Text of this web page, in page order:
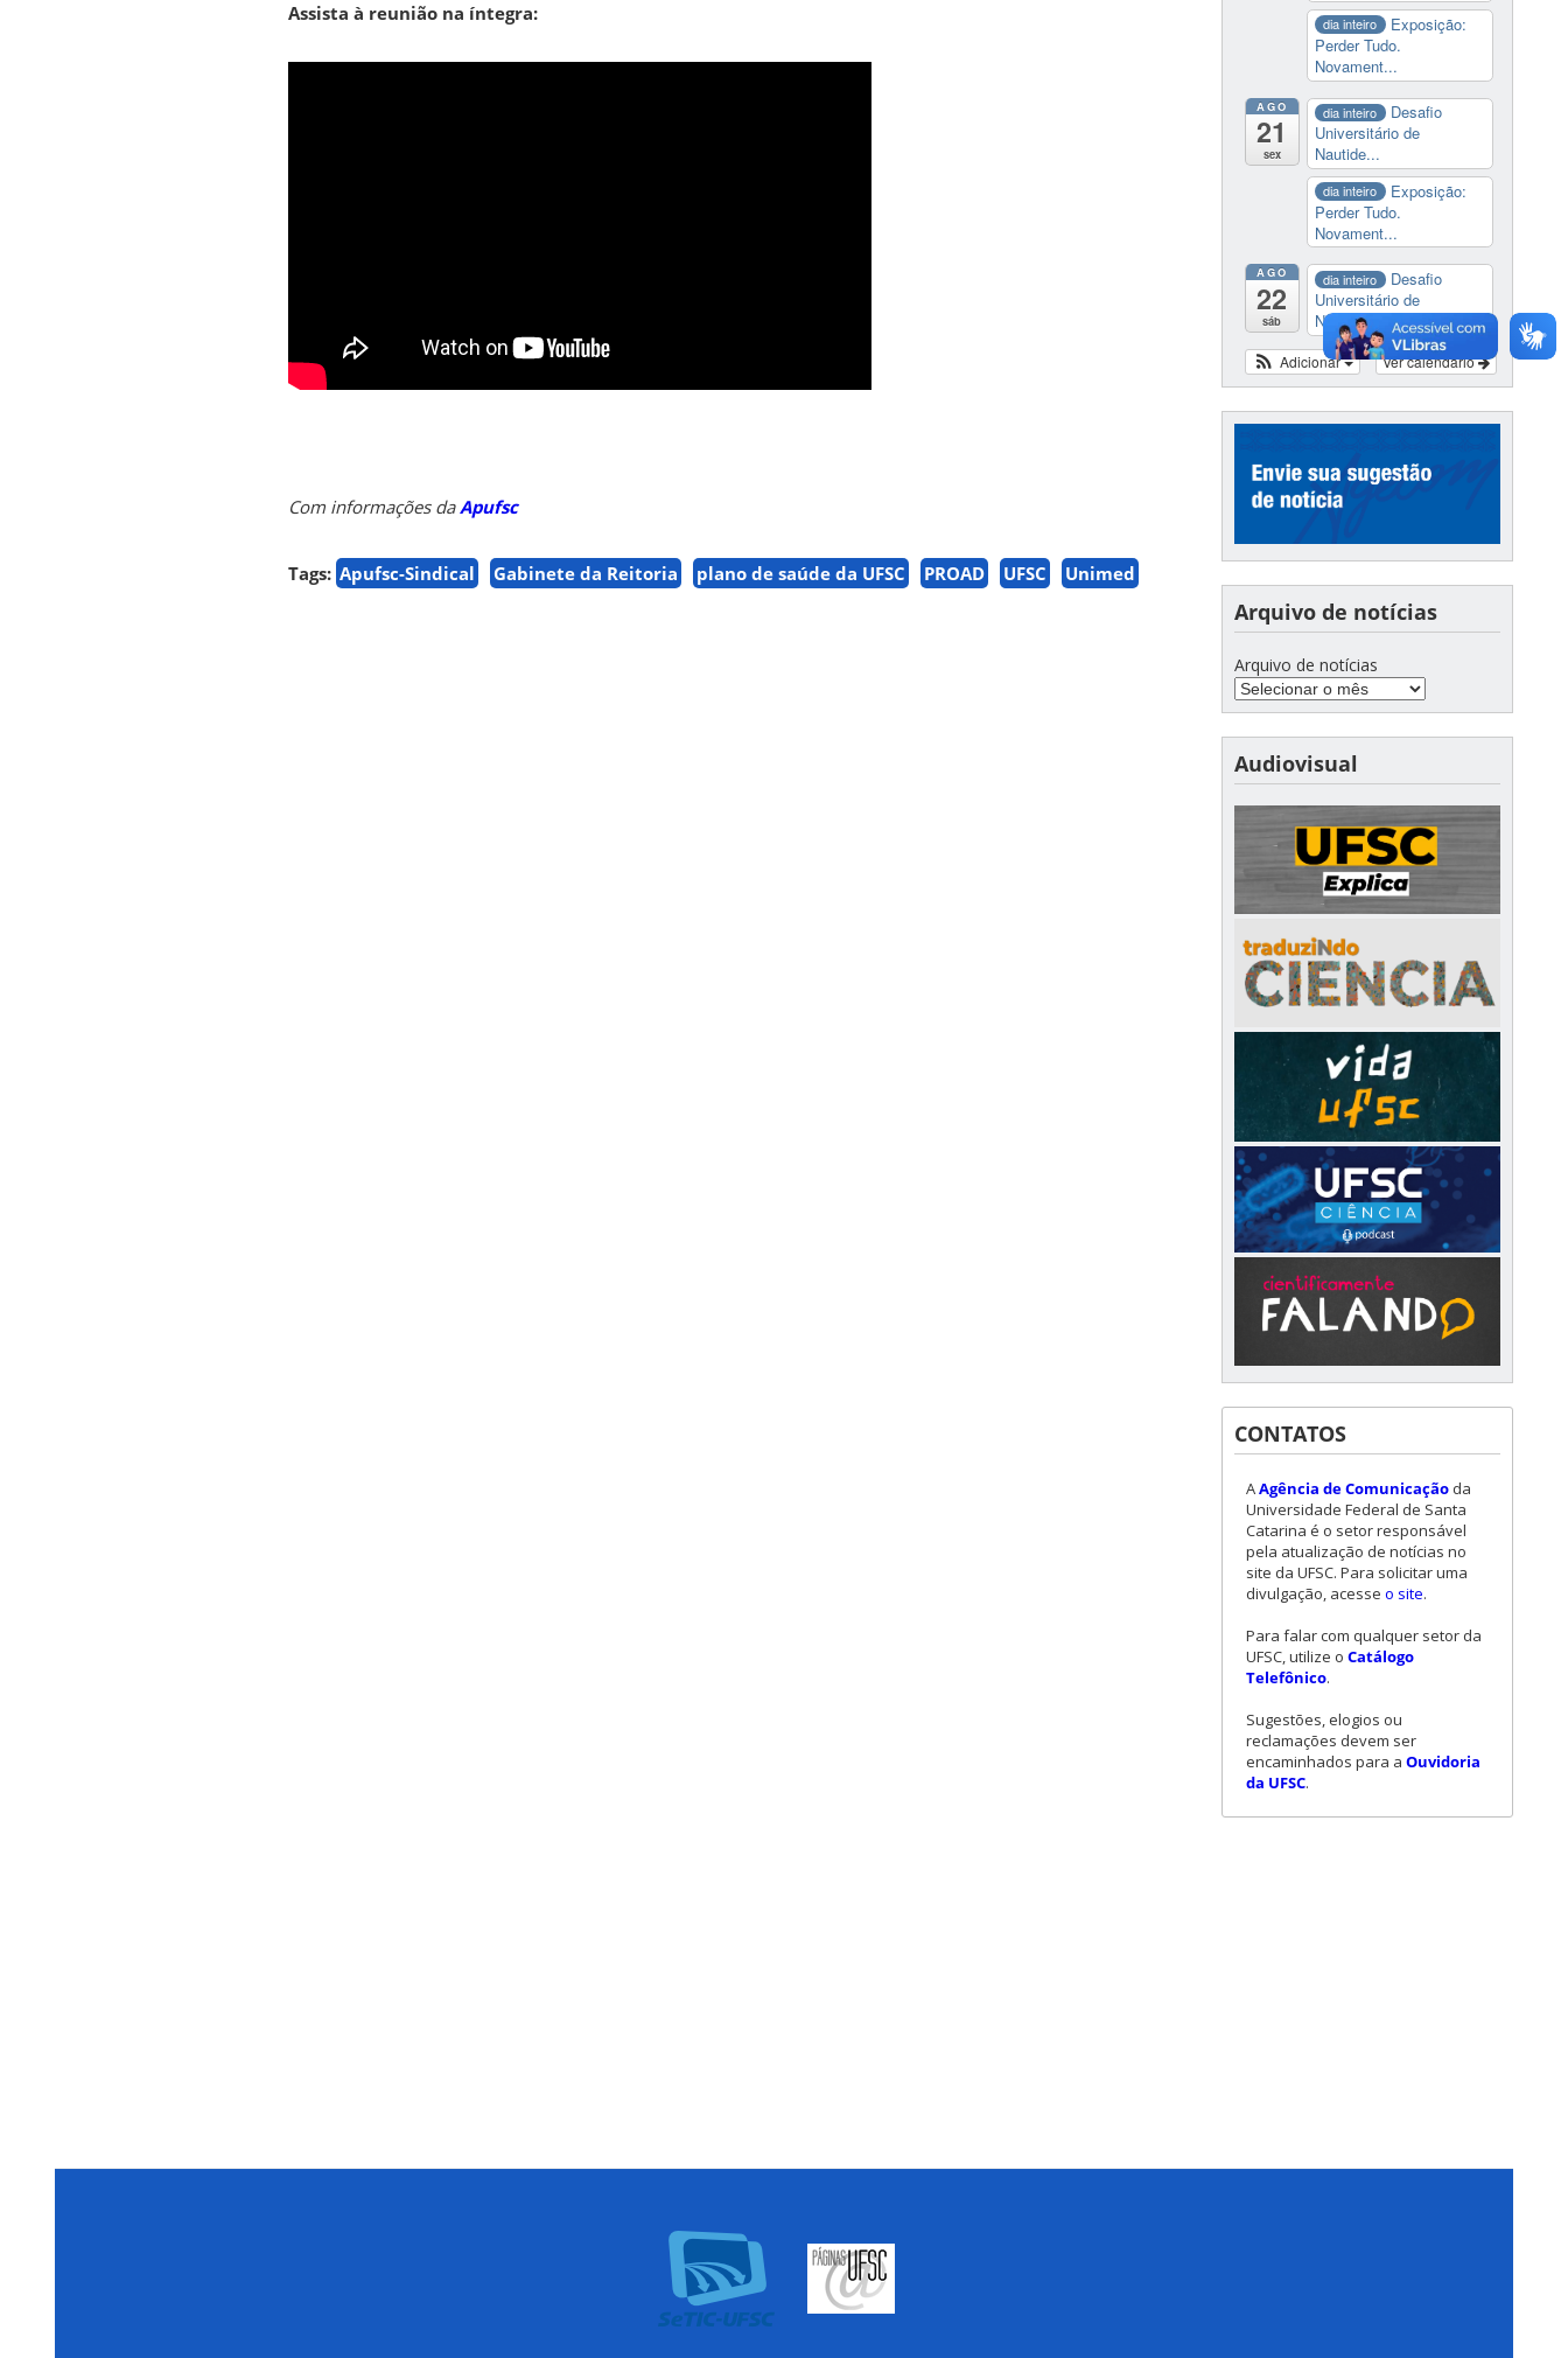
Assista à reunião na íntegra:
Com informações daApufsc
Tags: Apufsc-Sindical Gabinete da Reitoria plano de saúde da UFSC PROAD UFSC Unimed
dia inteiro
Exposição:
Perder Tudo.
Novament...
AGO
21
sex
dia inteiro
Desafio
Universitário de
Nautide...
dia inteiro
Exposição:
Perder Tudo.
Novament...
AGO
22
sáb
dia inteiro
Desafio
Universitário de
Nautide...
Ver calendário
Adicionar
Arquivo de notícias
Arquivo de notícias
Audiovisual
CONTATOS
AAgência de Comunicação da
Universidade Federal de Santa
Catarina é o setor responsável
pela atualização de notícias no
site da UFSC. Para solicitar uma
divulgação, acesse o site.
Para falar com qualquer setor da
UFSC, utilize o Catálogo
Telefônico.
Sugestões, elogios ou
reclamações devem ser
encaminhados para a Ouvidoria
da UFSC.